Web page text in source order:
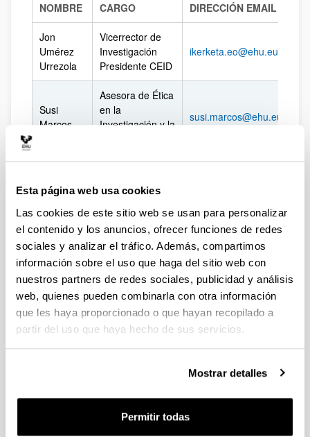
Esta página web usa cookies
Las cookies de este sitio web se usan para personalizar
el contenido y los anuncios, ofrecer funciones de redes
sociales y analizar el tráfico. Además, compartimos
información sobre el uso que haga del sitio web con
nuestros partners de redes sociales, publicidad y análisis
web, quienes pueden combinarla con otra información
que les haya proporcionado o que hayan recopilado a
partir del uso que haya hecho de sus servicios.
Mostrar detalles
Permitir todas
NOMBRE CARGO DIRECCIÓN EMAIL
Jon
Umérez
Urrezola
Vicerrector de
Investigación
Presidente CEID
ikerketa.eo@ehu.eus
Susi
Marcos
Asesora de Ética
en la
Investigación y la
susi.marcos@ehu.eus
Rodríguez
Amaia
Maseda
Vicepresidenta
CEISH
amaia.maseda@ehu.eus
Miren
Basaras
Presidenta
CEIAB
miren.basaras@ehu.eus
Garikoitz
Azkona
Presidente CEEA garikoitz.azkona@ehu.eus
astrid.beascoa@ehu.eus
técnica CEIAB y
CEEA
maria.blazquez@ehu.eus